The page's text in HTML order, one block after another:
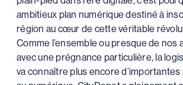
ambitieux plan numérique destiné à
région au cœur de cette véritable
Comme l’ensemble ou presque de nos
avec une prégnance particulière, la
va connaître plus encore